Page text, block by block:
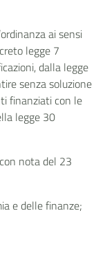
ai sensi
legge 7
dalla legge
senza soluzione
finanziati con le
legge 30
nota del 23
e delle finanze;